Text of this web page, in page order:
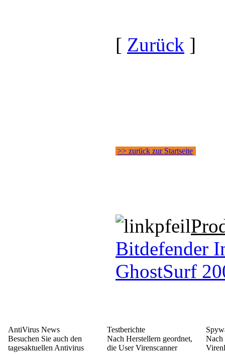
[ Zurück ]
>> zurück zur Startseite
Bitdefender
GhostSurf
AntiVirus News
Besuchen Sie auch den
tagesaktuellen Antivirus
Testberichte
Nach Herstellern geordnet,
die User Virenscanner
Nach